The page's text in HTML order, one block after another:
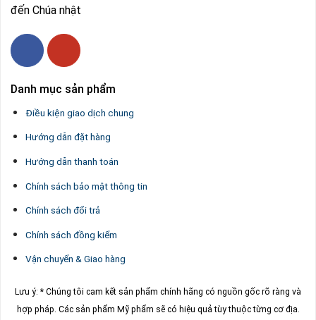
đến Chúa nhật
Danh mục sản phẩm
Điều kiện giao dịch chung
Hướng dẫn đặt hàng
Hướng dẫn thanh toán
Chính sách bảo mật thông tin
Chính sách đổi trả
Chính sách đồng kiểm
Vận chuyển & Giao hàng
Lưu ý: * Chúng tôi cam kết sản phẩm chính hãng có nguồn gốc rõ ràng và
hợp pháp. Các sản phẩm Mỹ phẩm sẽ có hiệu quả tùy thuộc từng cơ địa.